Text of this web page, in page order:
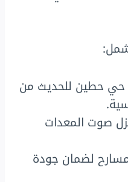
حي حطين للحديث من
صوت المعدات
لضمان جودة